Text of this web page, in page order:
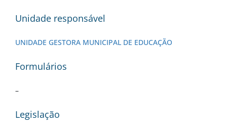
Unidade responsável
UNIDADE GESTORA MUNICIPAL DE EDUCAÇÃO
Formulários
–
Legislação